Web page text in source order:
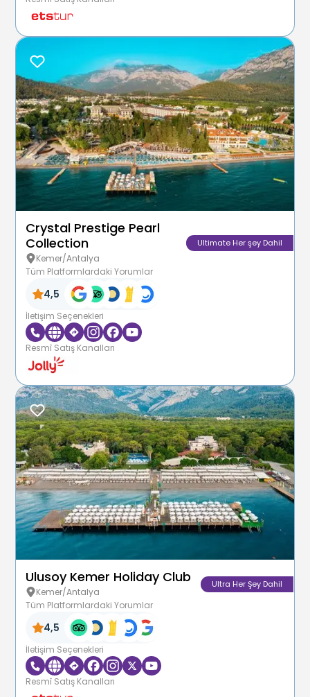
Crystal Prestige Pearl
Collection
Kemer/Antalya
Ultimate Her şey Dahil
Tüm Platformlardaki Yorumlar
4,5
İletişim Seçenekleri
Resmî Satış Kanalları
Ulusoy Kemer Holiday Club
Kemer/Antalya
Ultra Her Şey Dahil
Tüm Platformlardaki Yorumlar
4,5
İletişim Seçenekleri
Resmî Satış Kanalları